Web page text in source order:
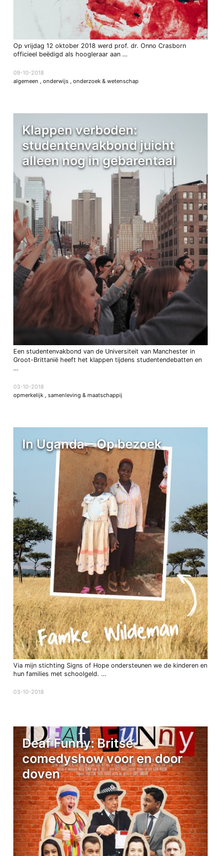
Op vrijdag 12 oktober 2018 werd prof. dr. Onno Crasborn
officieel beëdigd als hoogleraar aan …
09-10-2018
algemeen , onderwijs , onderzoek & wetenschap
Klappen verboden:
studentenvakbond juicht
alleen nog in gebarentaal
Een studentenvakbond van de Universiteit van Manchester in
Groot-Brittanië heeft het klappen tijdens studentendebatten en
…
03-10-2018
opmerkelijk , samenleving & maatschappij
In Uganda – Op bezoek
Via mijn stichting Signs of Hope ondersteunen we de kinderen en
hun families met schoolgeld. …
03-10-2018
Deaf Funny: Britse
comedyshow voor en door
doven